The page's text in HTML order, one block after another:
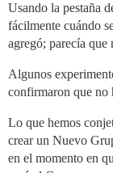
Usando la pestaña
fácilmente cuándo
agregó; parecía que
Algunos
confirmaron que no
Lo que hemos
crear un Nuevo
en el momento en